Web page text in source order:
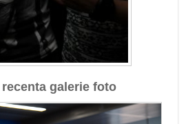
recenta galerie foto